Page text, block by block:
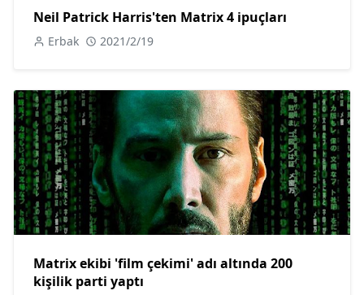
Neil Patrick Harris'ten Matrix 4 ipuçları
Erbak 2021/2/19
Matrix ekibi 'film çekimi' adı altında 200
kişilik parti yaptı